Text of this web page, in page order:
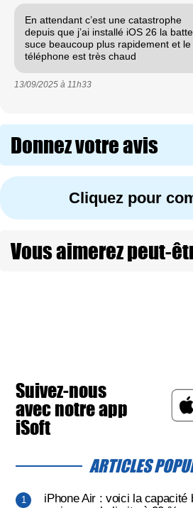
En attendant c’est une catastrophe
depuis que j’ai installé iOS 26 la
suce beaucoup plus rapidement et le
téléphone est très chaud
13/09/2025 à 11h33
Donnez votre avis
Cliquez pour
Vous aimerez peut-
Suivez-nous
avec notre app
iSoft
ARTICLES
iPhone Air : voici la capacité